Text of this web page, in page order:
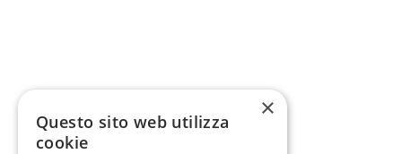
×
Questo sito web utilizza
cookie